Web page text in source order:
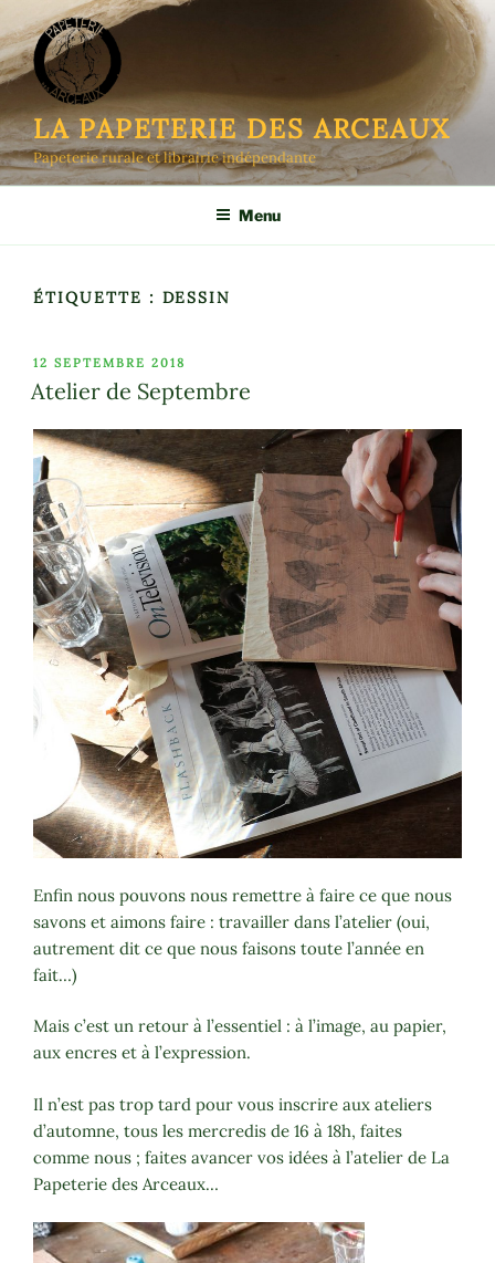
au
contenu
principal
LA PAPETERIE DES ARCEAUX
Papeterie rurale et librairie indépendante
Menu
ÉTIQUETTE : DESSIN
PUBLIÉ
LE
12 SEPTEMBRE 2018
Atelier de Septembre
Enfin nous pouvons nous remettre à faire ce que nous
savons et aimons faire : travailler dans l’atelier (oui,
autrement dit ce que nous faisons toute l’année en
fait…)
Mais c’est un retour à l’essentiel : à l’image, au papier,
aux encres et à l’expression.
Il n’est pas trop tard pour vous inscrire aux ateliers
d’automne, tous les mercredis de 16 à 18h, faites
comme nous ; faites avancer vos idées à l’atelier de La
Papeterie des Arceaux…